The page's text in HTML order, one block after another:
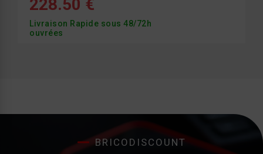
228.50 €
Livraison Rapide sous 48/72h
ouvrées
BRICODISCOUNT